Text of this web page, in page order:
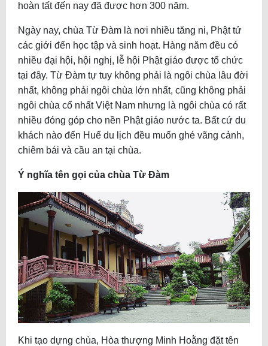
hoàn tất đến nay đã được hơn 300 năm.
Ngày nay, chùa Từ Đàm là nơi nhiều tăng ni, Phật tử
các giới đến học tập và sinh hoạt. Hàng năm đều có
nhiều đại hội, hội nghị, lễ hội Phật giáo được tổ chức
tại đây. Từ Đàm tự tuy không phải là ngôi chùa lâu đời
nhất, không phải ngôi chùa lớn nhất, cũng không phải
ngôi chùa cổ nhất Việt Nam nhưng là ngôi chùa có rất
nhiều đóng góp cho nền Phật giáo nước ta. Bất cứ du
khách nào đến Huế du lịch đều muốn ghé vãng cảnh,
chiêm bái và cầu an tại chùa.
Ý nghĩa tên gọi của chùa Từ Đàm
Khi tạo dựng chùa, Hòa thượng Minh Hoằng đặt tên